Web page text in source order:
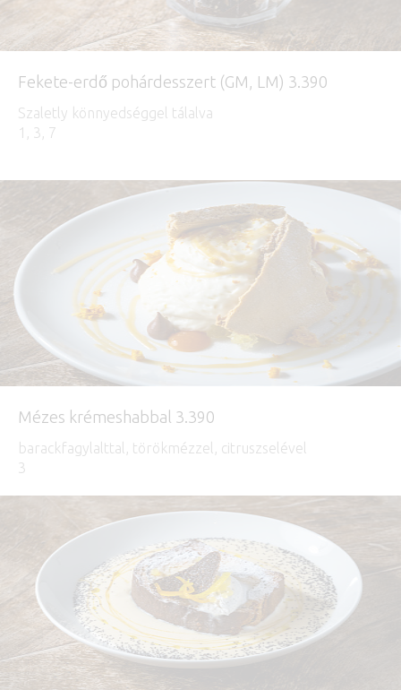
Fekete-erdő pohárdesszert (GM, LM) 3.390
Szaletly könnyedséggel tálalva
1, 3, 7
Mézes krémeshabbal 3.390
barackfagylalttal, törökmézzel, citruszselével
3